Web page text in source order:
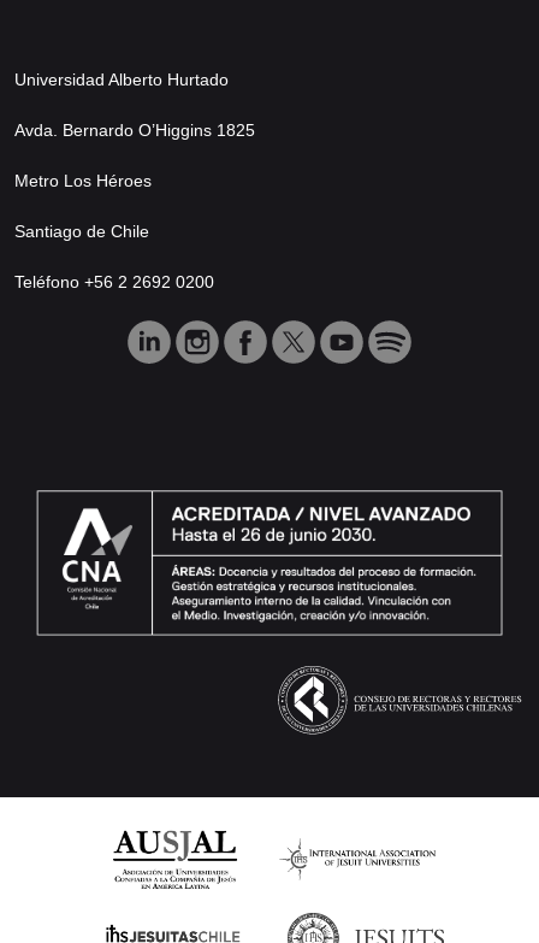
Universidad Alberto Hurtado
Avda. Bernardo O’Higgins 1825
Metro Los Héroes
Santiago de Chile
Teléfono +56 2 2692 0200